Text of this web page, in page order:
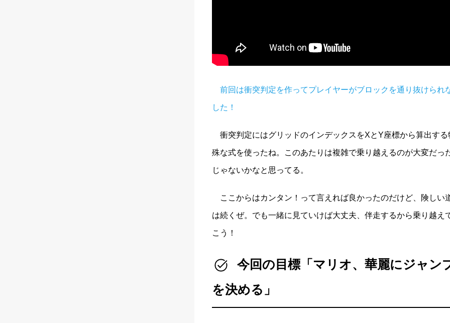
前回は衝突判定を作ってプレイヤーがブロックを通り抜けられ
した！
衝突判定にはグリッドのインデックスをXとY座標から算出する
殊な式を使ったね。このあたりは複雑で乗り越えるのが大変だっ
じゃないかなと思ってる。
ここからはカンタン！って言えれば良かったのだけど、険しい
は続くぜ。でも一緒に見ていけば大丈夫、伴走するから乗り越え
こう！
今回の目標「マリオ、華麗にジャン
を決める」